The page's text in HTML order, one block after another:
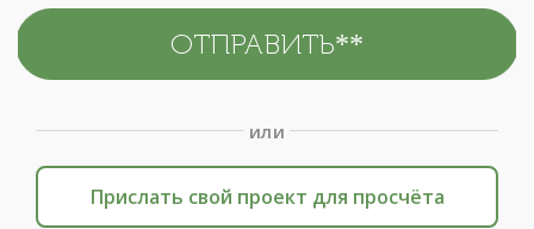
или
Прислать свой проект для просчёта